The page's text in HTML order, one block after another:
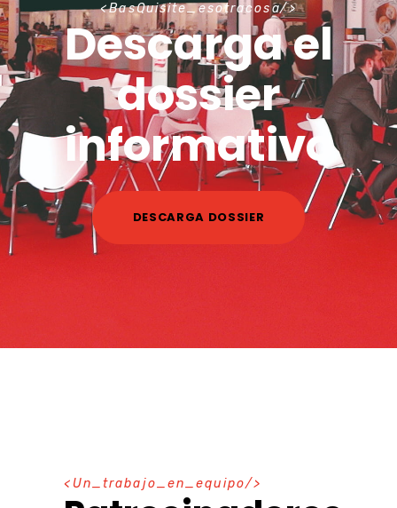
BasQuisite_esotracosa
Descarga el
dossier
informativo
DESCARGA DOSSIER
Un_trabajo_en_equipo